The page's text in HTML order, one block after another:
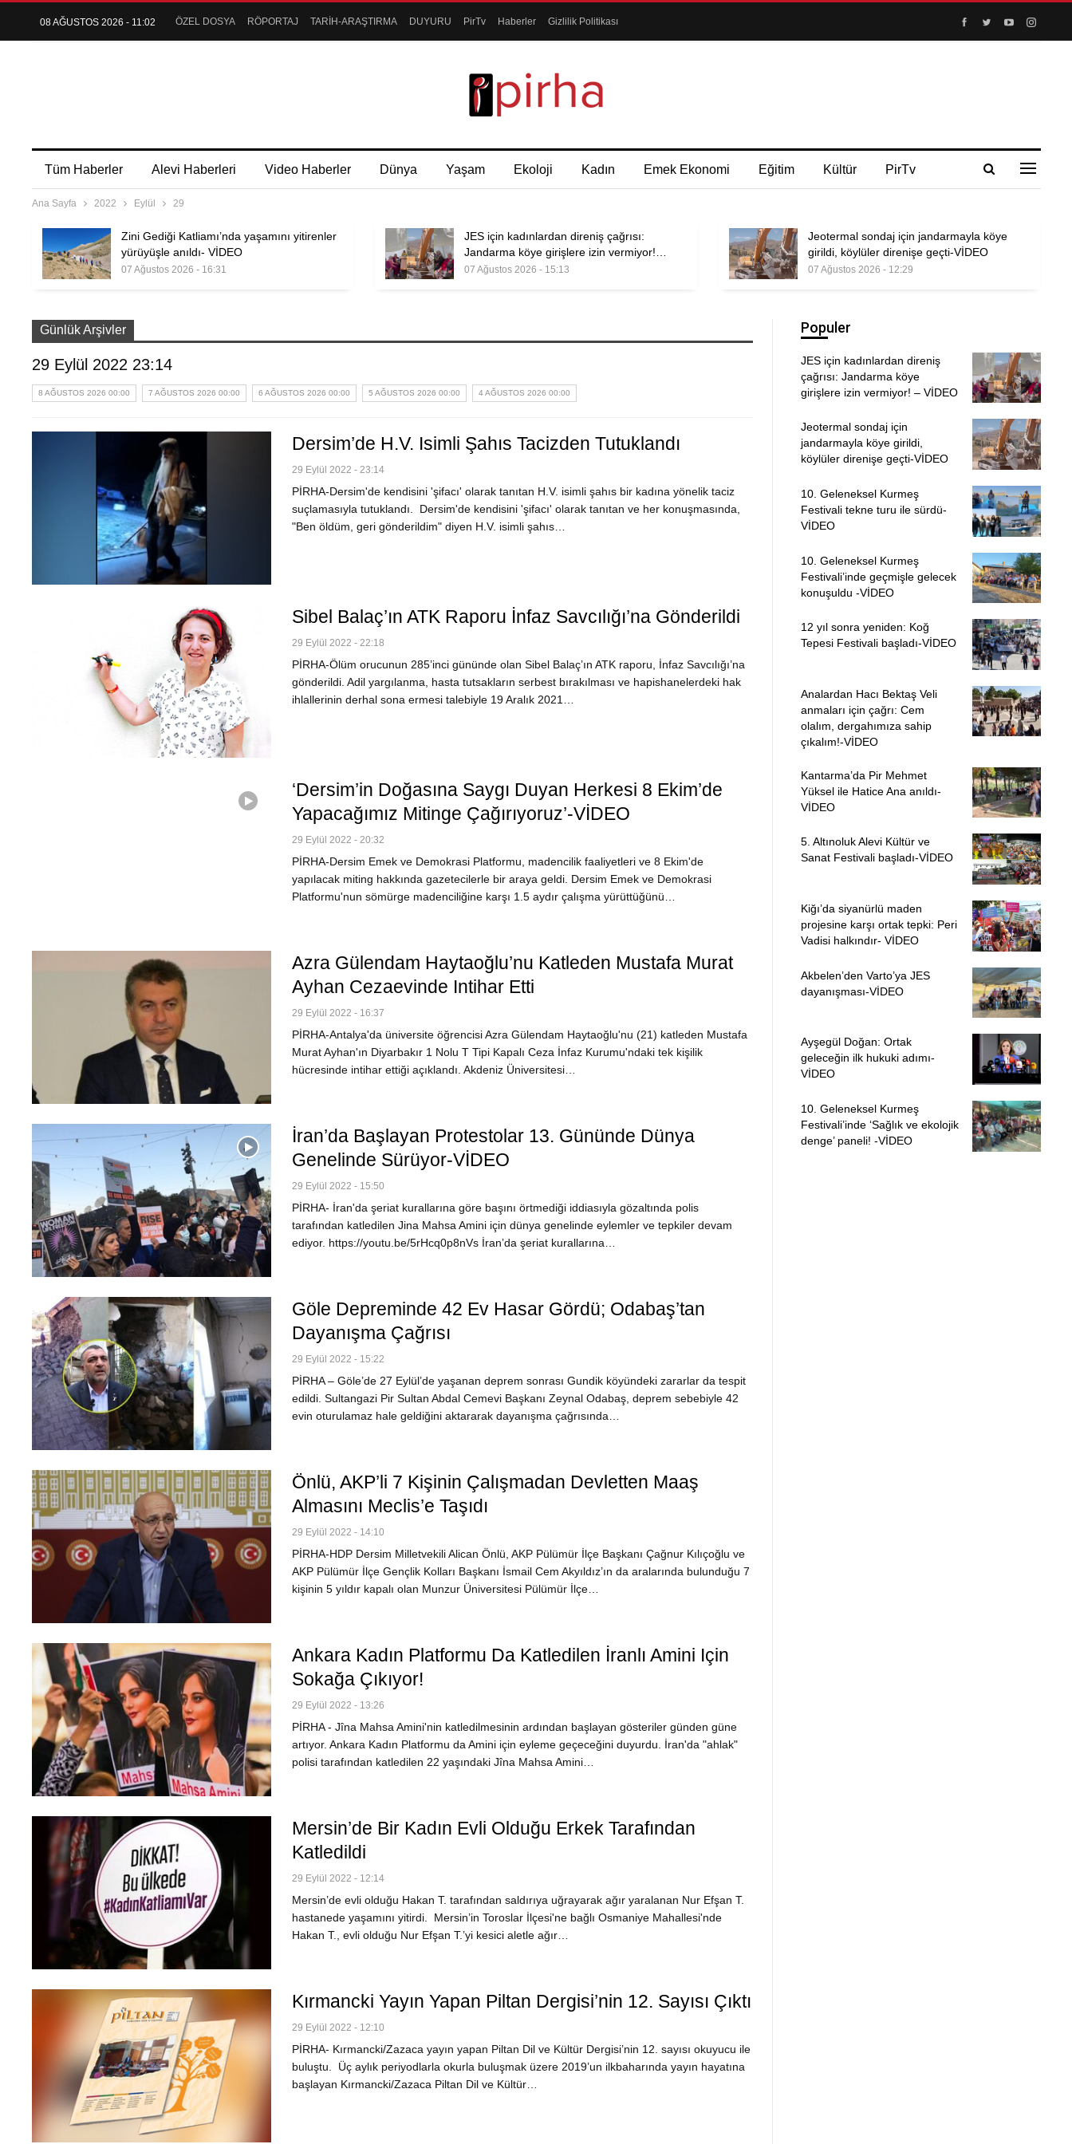
08 AĞUSTOS 2026 - 11:02 ÖZEL DOSYA RÖPORTAJ TARİH-ARAŞTIRMA DUYURU PirTv Haberler Gizlilik Politikası
Tüm Haberler Alevi Haberleri Video Haberler Dünya Yaşam Ekoloji Kadın Emek Ekonomi Eğitim Kültür PirTv
Ana Sayfa 2022 Eylül 29
Zini Gediği Katliamı’nda yaşamını yitirenler
yürüyüşle anıldı- VİDEO
07 Ağustos 2026 - 16:31
JES için kadınlardan direniş çağrısı:
Jandarma köye girişlere izin vermiyor!…
07 Ağustos 2026 - 15:13
Jeotermal sondaj için jandarmayla köye
girildi, köylüler direnişe geçti-VİDEO
07 Ağustos 2026 - 12:29
Günlük Arşivler
29 Eylül 2022 23:14
8 AĞUSTOS 2026 00:00 7 AĞUSTOS 2026 00:00 6 AĞUSTOS 2026 00:00 5 AĞUSTOS 2026 00:00 4 AĞUSTOS 2026 00:00
Dersim’de H.V. Isimli Şahıs Tacizden Tutuklandı
29 Eylül 2022 - 23:14
PİRHA-Dersim'de kendisini 'şifacı' olarak tanıtan H.V. isimli şahıs bir kadına yönelik taciz
suçlamasıyla tutuklandı. Dersim'de kendisini 'şifacı' olarak tanıtan ve her konuşmasında,
"Ben öldüm, geri gönderildim" diyen H.V. isimli şahıs…
Sibel Balaç’ın ATK Raporu İnfaz Savcılığı’na Gönderildi
29 Eylül 2022 - 22:18
PİRHA-Ölüm orucunun 285’inci gününde olan Sibel Balaç’ın ATK raporu, İnfaz Savcılığı’na
gönderildi. Adil yargılanma, hasta tutsakların serbest bırakılması ve hapishanelerdeki hak
ihlallerinin derhal sona ermesi talebiyle 19 Aralık 2021…
‘Dersim’in Doğasına Saygı Duyan Herkesi 8 Ekim’de
Yapacağımız Mitinge Çağırıyoruz’-VİDEO
29 Eylül 2022 - 20:32
PİRHA-Dersim Emek ve Demokrasi Platformu, madencilik faaliyetleri ve 8 Ekim'de
yapılacak miting hakkında gazetecilerle bir araya geldi. Dersim Emek ve Demokrasi
Platformu'nun sömürge madenciliğine karşı 1.5 aydır çalışma yürüttüğünü…
Azra Gülendam Haytaoğlu’nu Katleden Mustafa Murat
Ayhan Cezaevinde Intihar Etti
29 Eylül 2022 - 16:37
PİRHA-Antalya'da üniversite öğrencisi Azra Gülendam Haytaoğlu'nu (21) katleden Mustafa
Murat Ayhan'ın Diyarbakır 1 Nolu T Tipi Kapalı Ceza İnfaz Kurumu'ndaki tek kişilik
hücresinde intihar ettiği açıklandı. Akdeniz Üniversitesi…
İran’da Başlayan Protestolar 13. Gününde Dünya
Genelinde Sürüyor-VİDEO
29 Eylül 2022 - 15:50
PİRHA- İran'da şeriat kurallarına göre başını örtmediği iddiasıyla gözaltında polis
tarafından katledilen Jina Mahsa Amini için dünya genelinde eylemler ve tepkiler devam
ediyor. https://youtu.be/5rHcq0p8nVs İran’da şeriat kurallarına…
Göle Depreminde 42 Ev Hasar Gördü; Odabaş’tan
Dayanışma Çağrısı
29 Eylül 2022 - 15:22
PİRHA – Göle’de 27 Eylül’de yaşanan deprem sonrası Gundik köyündeki zararlar da tespit
edildi. Sultangazi Pir Sultan Abdal Cemevi Başkanı Zeynal Odabaş, deprem sebebiyle 42
evin oturulamaz hale geldiğini aktararak dayanışma çağrısında…
Önlü, AKP’li 7 Kişinin Çalışmadan Devletten Maaş
Almasını Meclis’e Taşıdı
29 Eylül 2022 - 14:10
PİRHA-HDP Dersim Milletvekili Alican Önlü, AKP Pülümür İlçe Başkanı Çağnur Kılıçoğlu ve
AKP Pülümür İlçe Gençlik Kolları Başkanı İsmail Cem Akyıldız’ın da aralarında bulunduğu 7
kişinin 5 yıldır kapalı olan Munzur Üniversitesi Pülümür İlçe…
Ankara Kadın Platformu Da Katledilen İranlı Amini Için
Sokağa Çıkıyor!
29 Eylül 2022 - 13:26
PİRHA - Jîna Mahsa Amini'nin katledilmesinin ardından başlayan gösteriler günden güne
artıyor. Ankara Kadın Platformu da Amini için eyleme geçeceğini duyurdu. İran'da "ahlak"
polisi tarafından katledilen 22 yaşındaki Jîna Mahsa Amini…
Mersin’de Bir Kadın Evli Olduğu Erkek Tarafından
Katledildi
29 Eylül 2022 - 12:14
Mersin’de evli olduğu Hakan T. tarafından saldırıya uğrayarak ağır yaralanan Nur Efşan T.
hastanede yaşamını yitirdi. Mersin’in Toroslar İlçesi'ne bağlı Osmaniye Mahallesi'nde
Hakan T., evli olduğu Nur Efşan T.’yi kesici aletle ağır…
Kırmancki Yayın Yapan Piltan Dergisi’nin 12. Sayısı Çıktı
29 Eylül 2022 - 12:10
PİRHA- Kırmancki/Zazaca yayın yapan Piltan Dil ve Kültür Dergisi’nin 12. sayısı okuyucu ile
buluştu. Üç aylık periyodlarla okurla buluşmak üzere 2019’un ilkbaharında yayın hayatına
başlayan Kırmancki/Zazaca Piltan Dil ve Kültür…
Populer
JES için kadınlardan direniş
çağrısı: Jandarma köye
girişlere izin vermiyor! – VİDEO
Jeotermal sondaj için
jandarmayla köye girildi,
köylüler direnişe geçti-VİDEO
10. Geleneksel Kurmeş
Festivali tekne turu ile sürdü-
VİDEO
10. Geleneksel Kurmeş
Festivali’inde geçmişle gelecek
konuşuldu -VİDEO
12 yıl sonra yeniden: Koğ
Tepesi Festivali başladı-VİDEO
Analardan Hacı Bektaş Veli
anmaları için çağrı: Cem
olalım, dergahımıza sahip
çıkalım!-VİDEO
Kantarma’da Pir Mehmet
Yüksel ile Hatice Ana anıldı-
VİDEO
5. Altınoluk Alevi Kültür ve
Sanat Festivali başladı-VİDEO
Kiğı’da siyanürlü maden
projesine karşı ortak tepki: Peri
Vadisi halkındır- VİDEO
Akbelen’den Varto’ya JES
dayanışması-VİDEO
Ayşegül Doğan: Ortak
geleceğin ilk hukuki adımı-
VİDEO
10. Geleneksel Kurmeş
Festivali’inde ‘Sağlık ve ekolojik
denge’ paneli! -VİDEO